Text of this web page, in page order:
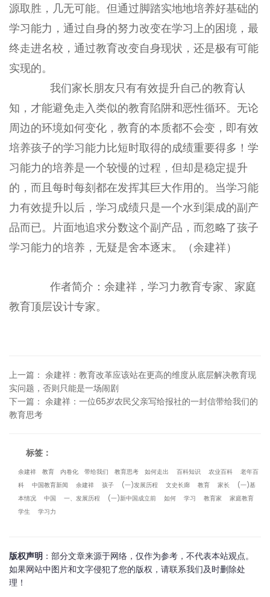
源取胜，几无可能。但通过脚踏实地地培养好基础的
学习能力，通过自身的努力改变在学习上的困境，最
终走进名校，通过教育改变自身现状，还是极有可能
实现的。
我们家长朋友只有有效提升自己的教育认
知，才能避免走入类似的教育陷阱和恶性循环。无论
周边的环境如何变化，教育的本质都不会变，即有效
培养孩子的学习能力比短时取得的成绩重要得多！学
习能力的培养是一个较慢的过程，但却是稳定提升
的，而且每时每刻都在发挥其巨大作用的。当学习能
力有效提升以后，学习成绩只是一个水到渠成的副产
品而已。片面地追求分数这个副产品，而忽略了孩子
学习能力的培养，无疑是舍本逐末。（余建祥）
作者简介：余建祥，学习力教育专家、家庭
教育顶层设计专家。
上一篇 ： 余建祥：教育改革应该站在更高的维度从底层解决教育现
实问题，否则只能是一场闹剧
下一篇 ： 余建祥：一位65岁农民父亲写给报社的一封信带给我们的
教育思考
标签：
余建祥 教育 内卷化 带给我们 教育思考 如何走出 百科知识 农业百科
老年百
科
中国教育新闻 余建祥 孩子 (一)发展历程 文史长廊 教育 家长
(一)基
本情况
中国 一、发展历程 (一)新中国成立前 如何 学习 教育家
家庭教育
学生
学习力
版权声明 ：部分文章来源于网络，仅作为参考，不代表本站观点。
如果网站中图片和文字侵犯了您的版权，请联系我们及时删除处
理！